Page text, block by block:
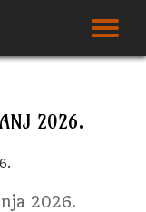
2026.
2026.